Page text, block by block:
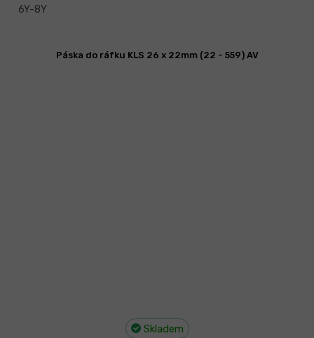
6Y-8Y
Páska do ráfku KLS 26 x 22mm (22 - 559) AV
Skladem